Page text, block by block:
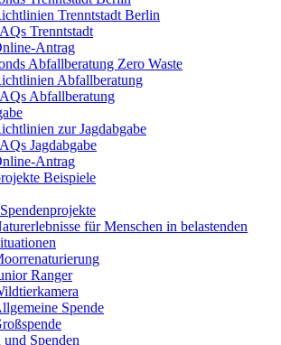
Trenntstadt Berlin
Trenntstadt
Antrag
Abfallberatung Zero Waste
Abfallberatung
Abfallberatung
zur Jagdabgabe
Jagdabgabe
Antrag
Beispiele
für Menschen in belastenden
Ranger
Spende
und Spenden